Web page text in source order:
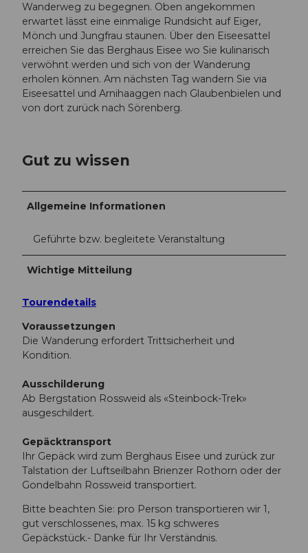
Wanderweg zu begegnen. Oben angekommen
erwartet lässt eine einmalige Rundsicht auf Eiger,
Mönch und Jungfrau staunen. Über den Eiseesattel
erreichen Sie das Berghaus Eisee wo Sie kulinarisch
verwöhnt werden und sich von der Wanderung
erholen können. Am nächsten Tag wandern Sie via
Eiseesattel und Arnihaaggen nach Glaubenbielen und
von dort zurück nach Sörenberg.
Gut zu wissen
Allgemeine Informationen
Geführte bzw. begleitete Veranstaltung
Wichtige Mitteilung
Tourendetails
Voraussetzungen
Die Wanderung erfordert Trittsicherheit und
Kondition.
Ausschilderung
Ab Bergstation Rossweid als «Steinbock-Trek»
ausgeschildert.
Gepäcktransport
Ihr Gepäck wird zum Berghaus Eisee und zurück zur
Talstation der Luftseilbahn Brienzer Rothorn oder der
Gondelbahn Rossweid transportiert.
Bitte beachten Sie: pro Person transportieren wir 1,
gut verschlossenes, max. 15 kg schweres
Gepäckstück.- Danke für Ihr Verständnis.